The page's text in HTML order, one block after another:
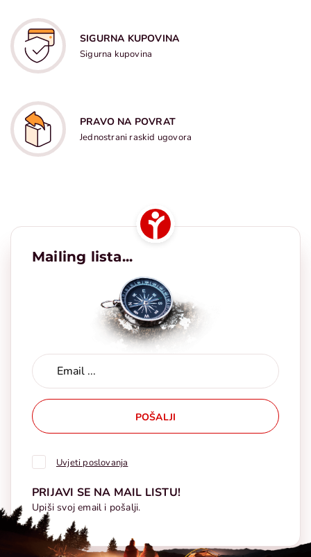
SIGURNA KUPOVINA
Sigurna kupovina
PRAVO NA POVRAT
Jednostrani raskid ugovora
Mailing lista...
POŠALJI
Uvjeti poslovanja
PRIJAVI SE NA MAIL LISTU!
Upiši svoj email i pošalji.